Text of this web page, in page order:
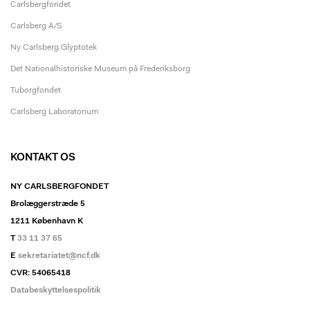
Carlsbergfondet
Carlsberg A/S
Ny Carlsberg Glyptotek
Det Nationalhistoriske Museum på Frederiksborg
Tuborgfondet
Carlsberg Laboratorium
KONTAKT OS
NY CARLSBERGFONDET
Brolæggerstræde 5
1211 København K
T33 11 37 65
E sekretariatet@ncf.dk
CVR: 54065418
Databeskyttelsespolitik